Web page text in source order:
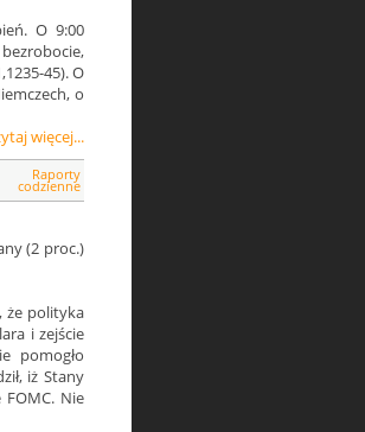
O 9:00
45). O
o
więcej...
Raporty
codzienne
(2 proc.)
że polityka
i zejście
pomogło
iż Stany
Nie